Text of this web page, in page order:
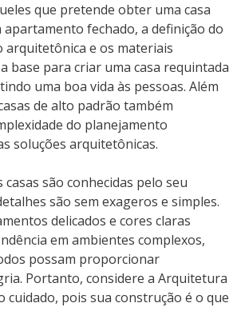
que pretende obter uma casa
apartamento fechado, a definição do
arquitetônica e os materiais
base para criar uma casa requintada
uma boa vida às pessoas. Além
de alto padrão também
do planejamento
soluções arquitetônicas.
são conhecidas pelo seu
são sem exageros e simples.
delicados e cores claras
em ambientes complexos,
possam proporcionar
Portanto, considere a Arquitetura
cuidado, pois sua construção é o que